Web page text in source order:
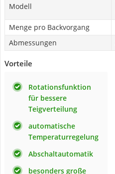
Modell
Menge pro Backvorgang
Abmessungen
Vorteile
Rotationsfunktion
für bessere
Teigverteilung
automatische
Temperaturregelung
Abschaltautomatik
besonders große